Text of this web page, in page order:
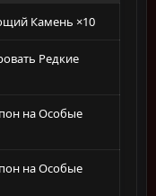
Камень ×10
Редкие
на Особые
на Особые